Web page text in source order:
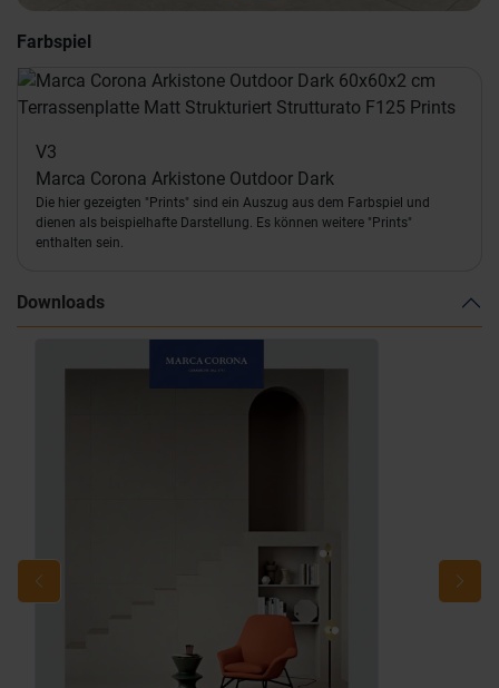
Farbspiel
V3
Marca Corona Arkistone Outdoor Dark
Die hier gezeigten "Prints" sind ein Auszug aus dem Farbspiel und
dienen als beispielhafte Darstellung. Es können weitere "Prints"
enthalten sein.
Downloads